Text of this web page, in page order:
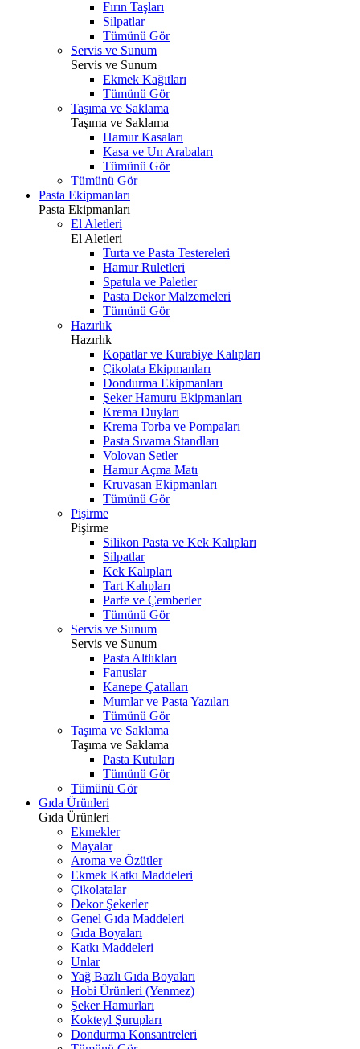
Fırın Taşları
Silpatlar
Tümünü Gör
Servis ve Sunum
Servis ve Sunum
Ekmek Kağıtları
Tümünü Gör
Taşıma ve Saklama
Taşıma ve Saklama
Hamur Kasaları
Kasa ve Un Arabaları
Tümünü Gör
Tümünü Gör
Pasta Ekipmanları
Pasta Ekipmanları
El Aletleri
El Aletleri
Turta ve Pasta Testereleri
Hamur Ruletleri
Spatula ve Paletler
Pasta Dekor Malzemeleri
Tümünü Gör
Hazırlık
Hazırlık
Kopatlar ve Kurabiye Kalıpları
Çikolata Ekipmanları
Dondurma Ekipmanları
Şeker Hamuru Ekipmanları
Krema Duyları
Krema Torba ve Pompaları
Pasta Sıvama Standları
Volovan Setler
Hamur Açma Matı
Kruvasan Ekipmanları
Tümünü Gör
Pişirme
Pişirme
Silikon Pasta ve Kek Kalıpları
Silpatlar
Kek Kalıpları
Tart Kalıpları
Parfe ve Çemberler
Tümünü Gör
Servis ve Sunum
Servis ve Sunum
Pasta Altlıkları
Fanuslar
Kanepe Çatalları
Mumlar ve Pasta Yazıları
Tümünü Gör
Taşıma ve Saklama
Taşıma ve Saklama
Pasta Kutuları
Tümünü Gör
Tümünü Gör
Gıda Ürünleri
Gıda Ürünleri
Ekmekler
Mayalar
Aroma ve Özütler
Ekmek Katkı Maddeleri
Çikolatalar
Dekor Şekerler
Genel Gıda Maddeleri
Gıda Boyaları
Katkı Maddeleri
Unlar
Yağ Bazlı Gıda Boyaları
Hobi Ürünleri (Yenmez)
Şeker Hamurları
Kokteyl Şurupları
Dondurma Konsantreleri